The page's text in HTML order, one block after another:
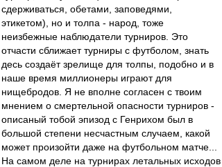
сдерживаться, обетами, заповедями,
этикетом), но и толпа - народ, тоже
неизбежные наблюдатели турниров. Это
отчасти сближает турниры с футболом, знать
десь создаёт зрелище для толпы, подобно и в
наше время миллионеры играют для
нищебродов. Я не вполне согласен с твоим
мнением о смертельной опасности турниров -
описаный тобой эпизод с Генрихом был в
большой степени несчастным случаем, какой
может произойти даже на футбольном матче...
На самом деле на турнирах летальных исходов